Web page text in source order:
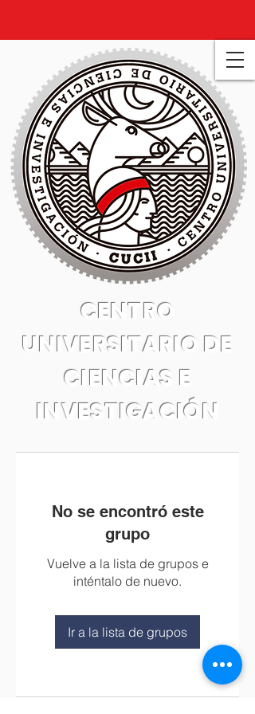
CENTRO
UNIVERSITARIO DE
CIENCIAS E
INVESTIGACIÓN
No se encontró este
grupo
Vuelve a la lista de grupos e
inténtalo de nuevo.
Ir a la lista de grupos